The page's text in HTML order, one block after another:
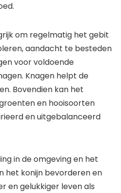
om regelmatig het gebit
aandacht te besteden
voor voldoende
Knagen helpt de
Bovendien kan het
en hooisoorten
en uitgebalanceerd
in de omgeving en het
het konijn bevorderen en
en gelukkiger leven als